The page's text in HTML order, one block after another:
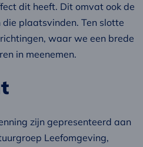
dit heeft. Dit omvat ook de
plaatsvinden. Ten slotte
waar we een brede
in meenemen.
zijn gepresenteerd aan
Leefomgeving,